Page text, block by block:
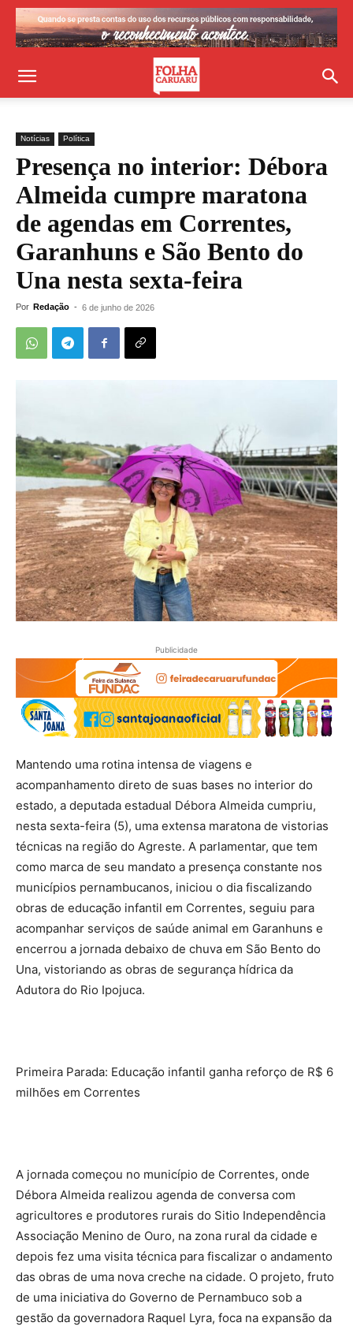
Notícias Política
Presença no interior: Débora
Almeida cumpre maratona
de agendas em Correntes,
Garanhuns e São Bento do
Una nesta sexta-feira
Por Redação - 6 de junho de 2026
Publicidade
Mantendo uma rotina intensa de viagens e
acompanhamento direto de suas bases no interior do
estado, a deputada estadual Débora Almeida cumpriu,
nesta sexta-feira (5), uma extensa maratona de vistorias
técnicas na região do Agreste. A parlamentar, que tem
como marca de seu mandato a presença constante nos
municípios pernambucanos, iniciou o dia fiscalizando
obras de educação infantil em Correntes, seguiu para
acompanhar serviços de saúde animal em Garanhuns e
encerrou a jornada debaixo de chuva em São Bento do
Una, vistoriando as obras de segurança hídrica da
Adutora do Rio Ipojuca.
Primeira Parada: Educação infantil ganha reforço de R$ 6
milhões em Correntes
A jornada começou no município de Correntes, onde
Débora Almeida realizou agenda de conversa com
agricultores e produtores rurais do Sitio Independência
Associação Menino de Ouro, na zona rural da cidade e
depois fez uma visita técnica para fiscalizar o andamento
das obras de uma nova creche na cidade. O projeto, fruto
de uma iniciativa do Governo de Pernambuco sob a
gestão da governadora Raquel Lyra, foca na expansão da